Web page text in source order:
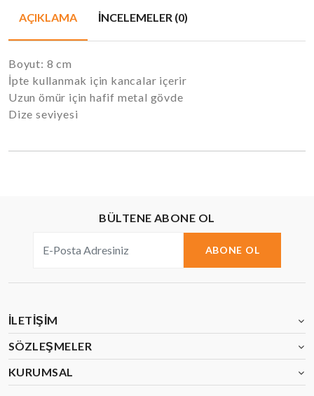
AÇIKLAMA İNCELEMELER (0)
Boyut: 8 cm
İpte kullanmak için kancalar içerir
Uzun ömür için hafif metal gövde
Dize seviyesi
BÜLTENE ABONE OL
ABONE OL
İLETIŞIM
SÖZLEŞMELER
KURUMSAL